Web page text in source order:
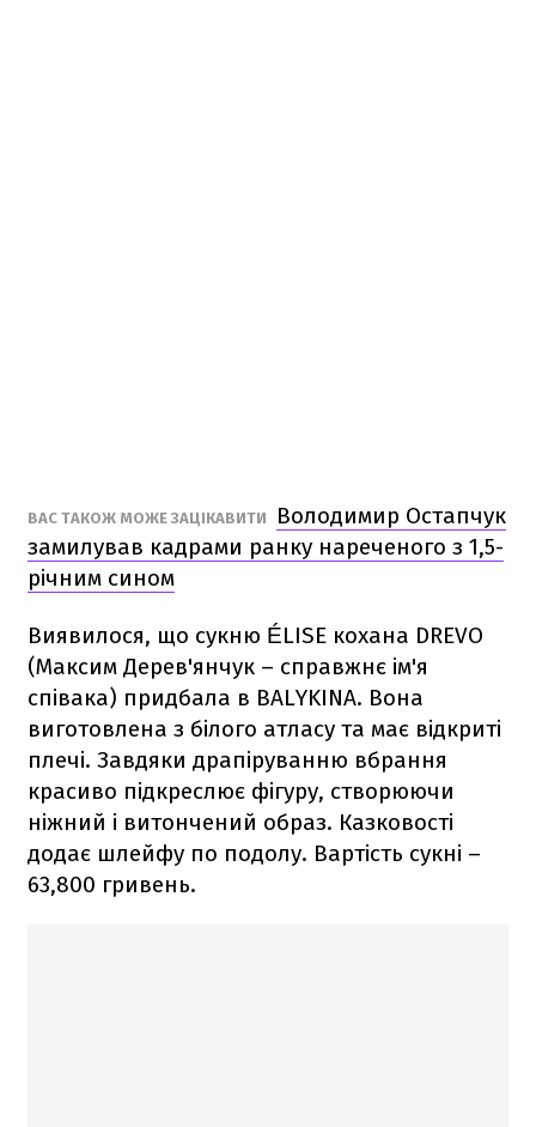
ВАС ТАКОЖ МОЖЕ ЗАЦІКАВИТИ
Володимир Остапчук
замилував кадрами ранку нареченого з 1,5-
річним сином
Виявилося, що сукню ÉLISE кохана DREVO
(Максим Дерев'янчук – справжнє ім'я
співака) придбала в BALYKINA. Вона
виготовлена з білого атласу та має відкриті
плечі. Завдяки драпіруванню вбрання
красиво підкреслює фігуру, створюючи
ніжний і витончений образ. Казковості
додає шлейфу по подолу. Вартість сукні –
63,800 гривень.